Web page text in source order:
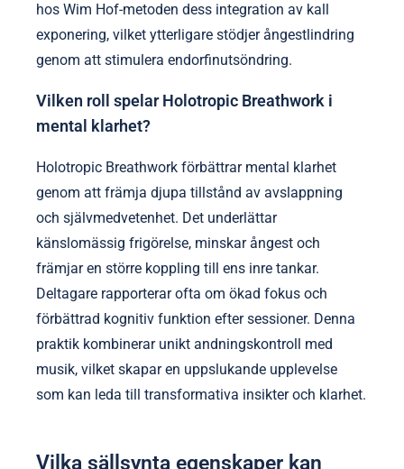
hos Wim Hof-metoden dess integration av kall
exponering, vilket ytterligare stödjer ångestlindring
genom att stimulera endorfinutsöndring.
Vilken roll spelar Holotropic Breathwork i
mental klarhet?
Holotropic Breathwork förbättrar mental klarhet
genom att främja djupa tillstånd av avslappning
och självmedvetenhet. Det underlättar
känslomässig frigörelse, minskar ångest och
främjar en större koppling till ens inre tankar.
Deltagare rapporterar ofta om ökad fokus och
förbättrad kognitiv funktion efter sessioner. Denna
praktik kombinerar unikt andningskontroll med
musik, vilket skapar en uppslukande upplevelse
som kan leda till transformativa insikter och klarhet.